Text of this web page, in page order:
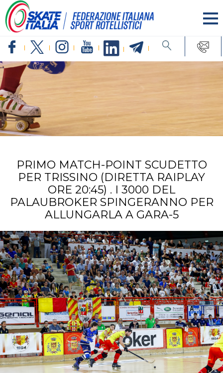
PRIMO MATCH-POINT SCUDETTO
PER TRISSINO (DIRETTA RAIPLAY
ORE 20:45) . I 3000 DEL
PALAUBROKER SPINGERANNO PER
ALLUNGARLA A GARA-5